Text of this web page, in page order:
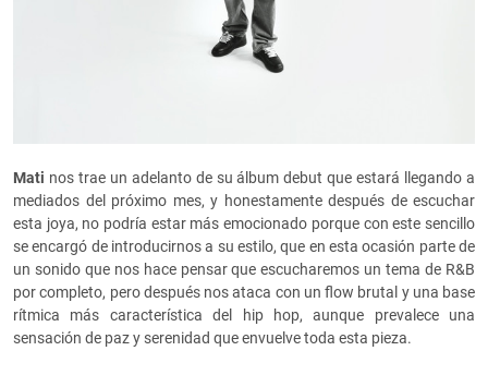
Mati nos trae un adelanto de su álbum debut que estará llegando a
mediados del próximo mes, y honestamente después de escuchar
esta joya, no podría estar más emocionado porque con este sencillo
se encargó de introducirnos a su estilo, que en esta ocasión parte de
un sonido que nos hace pensar que escucharemos un tema de R&B
por completo, pero después nos ataca con un flow brutal y una base
rítmica más característica del hip hop, aunque prevalece una
sensación de paz y serenidad que envuelve toda esta pieza.